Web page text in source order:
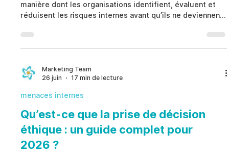
manière dont les organisations identifient, évaluent et
réduisent les risques internes avant qu’ils ne deviennent
sur des enquêtes réactives, IA dans la Gestion des
Risques d’Entreprise permet une surveillance continue,
et une conformité proactive afin de renforcer la
résilience organisationnelle et de limiter
Marketing Team
26 juin
17 min de lecture
menaces internes
Qu’est-ce que la prise de décision
éthique : un guide complet pour
2026 ?